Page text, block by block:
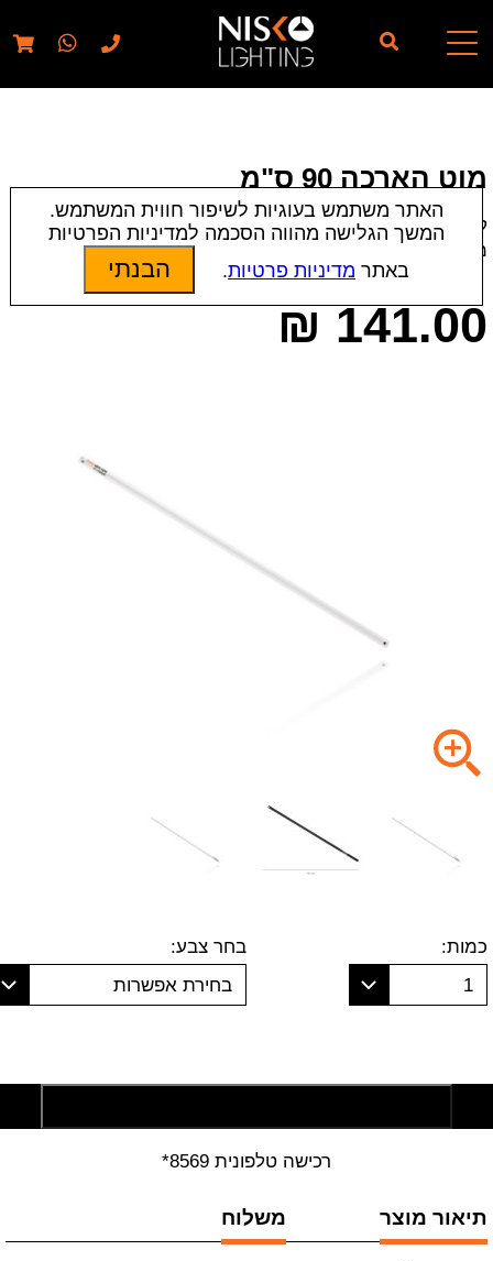
// elementor template for pages - should also ignore woo
pages!!
מוט הארכה 90 ס"מ
קטגוריות:אביזרים|מאווררי תקרה|תאורת פנים
מק״ט:
6400 | 6401 | 7776
141.00
₪
כמות:
1
בחר צבע:
בחירת אפשרות
רכישה טלפונית 8569*
תיאור מוצר משלוח
האתר משתמש בעוגיות לשיפור חווית המשתמש.
המשך הגלישה מהווה הסכמה למדיניות הפרטיות
באתר מדיניות פרטיות. הבנתי